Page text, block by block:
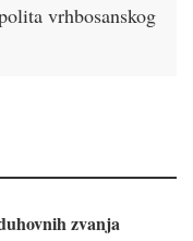
vrhbosanskog
zvanja